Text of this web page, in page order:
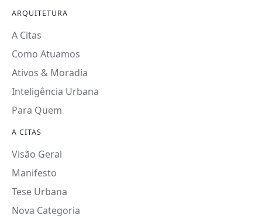
ARQUITETURA
A Citas
Como Atuamos
Ativos & Moradia
Inteligência Urbana
Para Quem
A CITAS
Visão Geral
Manifesto
Tese Urbana
Nova Categoria